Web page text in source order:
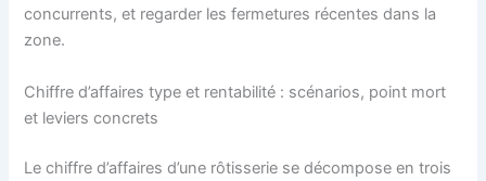
concurrents, et regarder les fermetures récentes dans la
zone.
Chiffre d’affaires type et rentabilité : scénarios, point mort
et leviers concrets
Le chiffre d’affaires d’une rôtisserie se décompose en trois